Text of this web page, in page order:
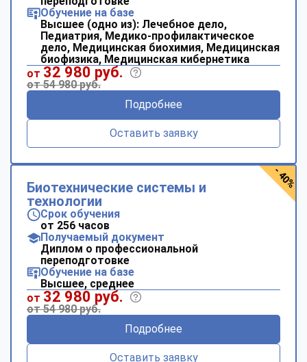
Обучение на базе
Высшее (одно из): Лечебное дело,
Педиатрия, Медико-профилактическое
дело, Медицинская биохимия, Медицинская
биофизика, Медицинская кибернетика
от 32 980 руб.
от 54 980 руб.
Подробнее
Оставить заявку
Биотехнические системы и
технологии
Срок обучения
от 256 часов
Получаемый документ
Диплом о профессиональной
переподготовке
Обучение на базе
Высшее, среднее
от 32 980 руб.
от 54 980 руб.
Подробнее
Оставить заявку
- 40%